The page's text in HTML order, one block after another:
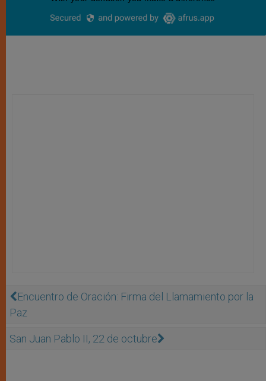
Encuentro de Oración: Firma del Llamamiento por la
Paz
San Juan Pablo II, 22 de octubre